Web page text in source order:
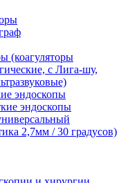
(коагуляторы
с Лига-шу,
эндоскопы
эндоскопы
2,7мм / 30 градусов)